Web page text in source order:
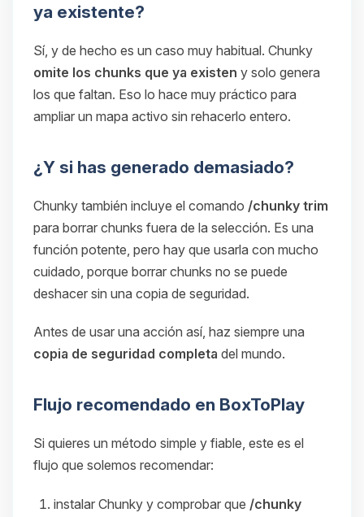
ya existente?
Sí, y de hecho es un caso muy habitual. Chunky
omite los chunks que ya existen y solo genera
los que faltan. Eso lo hace muy práctico para
ampliar un mapa activo sin rehacerlo entero.
¿Y si has generado demasiado?
Chunky también incluye el comando /chunky trim
para borrar chunks fuera de la selección. Es una
función potente, pero hay que usarla con mucho
cuidado, porque borrar chunks no se puede
deshacer sin una copia de seguridad.
Antes de usar una acción así, haz siempre una
copia de seguridad completa del mundo.
Flujo recomendado en BoxToPlay
Si quieres un método simple y fiable, este es el
flujo que solemos recomendar:
instalar Chunky y comprobar que /chunky